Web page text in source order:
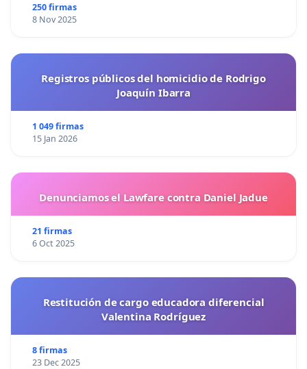
250 firmas
8 Nov 2025
Registros públicos del homicidio de Rodrigo
Joaquín Ibarra
1 049 firmas
15 Jan 2026
Denunciamos el Lawfare contra Daniel Jadue
21 firmas
6 Oct 2025
Restitución de cargo educadora diferencial
Valentina Rodríguez
8 firmas
23 Dec 2025